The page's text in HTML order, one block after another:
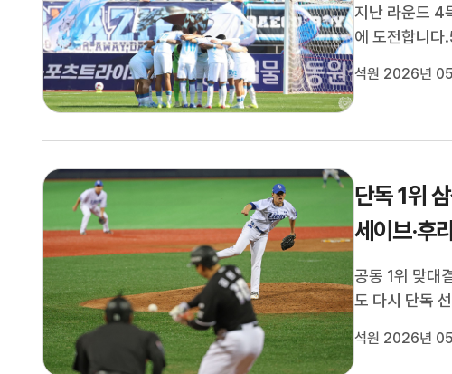
지난 라운드 4
에 도전합니다
는 연승 사냥
석원 2026년
단독 1위
세이브·후
공동 1위 맞대
도 다시 단독
약을 펼친 최
석원 2026년